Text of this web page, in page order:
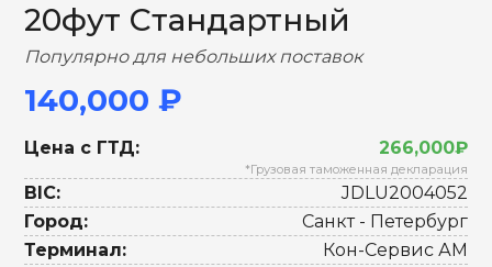
20фут Стандартный
Популярно для небольших поставок
140,000 ₽
Цена с ГТД: 266,000₽
*Грузовая таможенная декларация
BIC:
JDLU2004052
Город:
Санкт - Петербург
Терминал:
Кон-Сервис АМ